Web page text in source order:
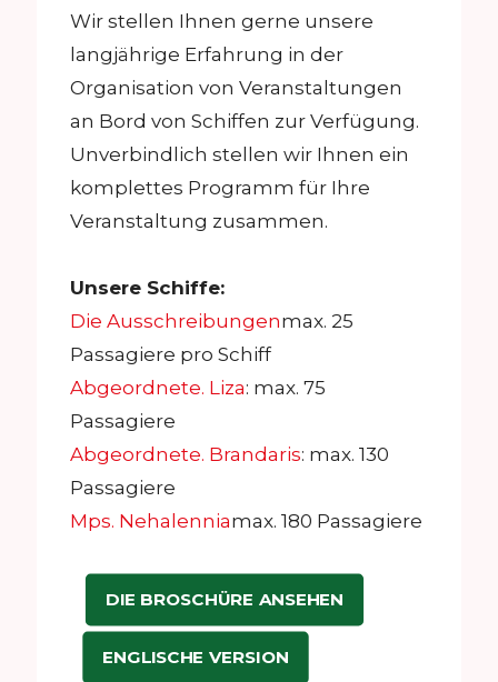
Wir stellen Ihnen gerne unsere
langjährige Erfahrung in der
Organisation von Veranstaltungen
an Bord von Schiffen zur Verfügung.
Unverbindlich stellen wir Ihnen ein
komplettes Programm für Ihre
Veranstaltung zusammen.
Unsere Schiffe:
Die Ausschreibungenmax. 25
Passagiere pro Schiff
Abgeordnete. Liza: max. 75
Passagiere
Abgeordnete. Brandaris: max. 130
Passagiere
Mps. Nehalenniamax. 180 Passagiere
DIE BROSCHÜRE ANSEHEN
ENGLISCHE VERSION